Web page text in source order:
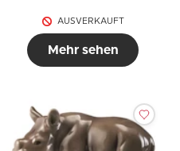
AUSVERKAUFT
Mehr sehen